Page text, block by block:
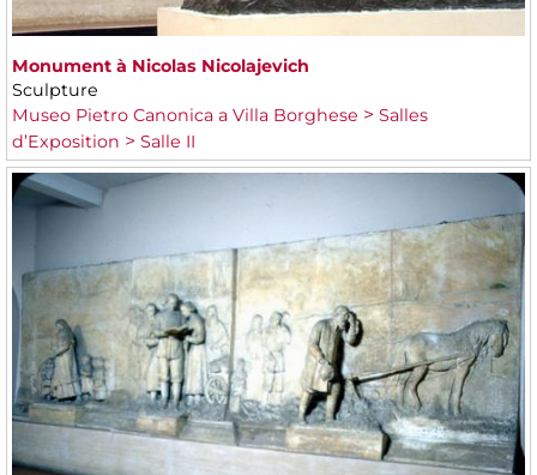
Monument à Nicolas Nicolajevich
Sculpture
Museo Pietro Canonica a Villa Borghese
Salles
d’Exposition
Salle II